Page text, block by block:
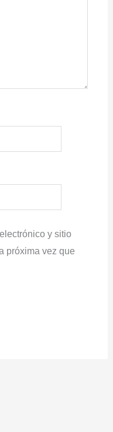
y sitio
próxima vez que